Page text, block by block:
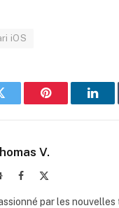
iOS
Pinterest
V.
WebsiteFacebook
par les nouvelles